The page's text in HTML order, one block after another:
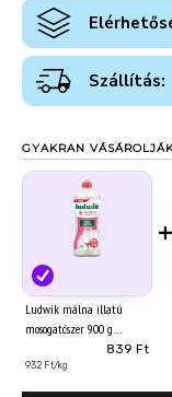
Szállítás:
GYAKRAN
Ludwik málna illatú
mosogatószer 900 g
839 Ft
932 Ft/kg
+